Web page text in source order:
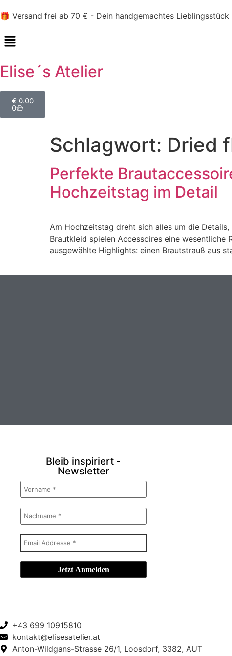
🎁 Versand frei ab 70 € - Dein handgemachtes Lieblingsstück
Elise´s Atelier
€ 0.00
0
Schlagwort: Dried
Perfekte
Hochzeitstag im Detail
Am Hochzeitstag dreht sich alles um die
Brautkleid spielen Accessoires eine
ausgewählte Highlights: einen Brautstrauß aus
Bleib inspiriert -
Newsletter
+43 699 10915810
kontakt@elisesatelier.at
Anton-Wildgans-Strasse 26/1, Loosdorf, 3382, AUT